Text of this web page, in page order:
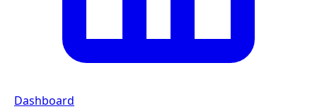
Dashboard